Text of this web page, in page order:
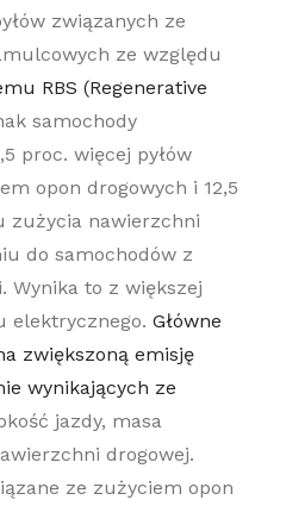
związanych ze
ze względu
RBS (Regenerative
samochody
proc. więcej pyłów
opon drogowych i 12,5
zużycia nawierzchni
do samochodów z
Wynika to z większej
elektrycznego. Główne
zwiększoną emisję
wynikających ze
jazdy, masa
drogowej.
ze zużyciem opon